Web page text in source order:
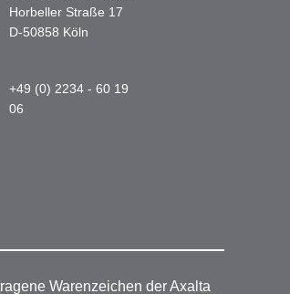
Horbeller Straße 17
D-50858 Köln
+49 (0) 2234 - 60 19
06
Warenzeichen der Axalta